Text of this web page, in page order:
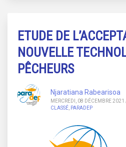
ETUDE DE
NOUVELLE
PÊCHEURS
Njaratiana Rabearisoa
MERCREDI, 08 DÉCEMBRE 2021
CLASSÉ PARADEP